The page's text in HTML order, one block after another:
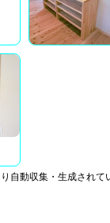
自動収集・生成されて